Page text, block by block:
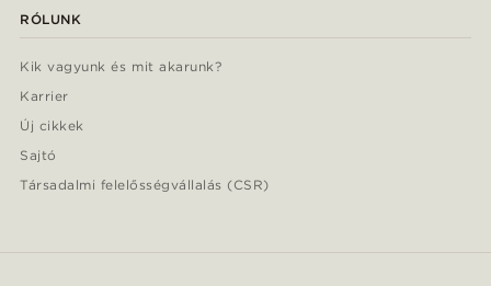
RÓLUNK
Kik vagyunk és mit akarunk?
Karrier
Új cikkek
Sajtó
Társadalmi felelősségvállalás (CSR)